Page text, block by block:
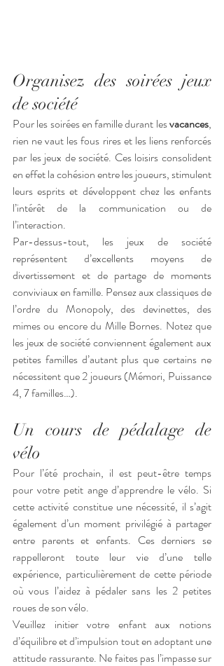
Organisez des soirées jeux
de société
Pour les soirées en famille durant les vacances,
rien ne vaut les fous rires et les liens renforcés
par les jeux de société. Ces loisirs consolident
en effet la cohésion entre les joueurs, stimulent
leurs esprits et développent chez les enfants
l’intérêt de la communication ou de
l’interaction.
Par-dessus-tout, les jeux de société
représentent d’excellents moyens de
divertissement et de partage de moments
conviviaux en famille. Pensez aux classiques de
l’ordre du Monopoly, des devinettes, des
mimes ou encore du Mille Bornes. Notez que
les jeux de société conviennent également aux
petites familles d’autant plus que certains ne
nécessitent que 2 joueurs (Mémori, Puissance
4, 7 familles…).
Un cours de pédalage de
vélo
Pour l’été prochain, il est peut-être temps
pour votre petit ange d’apprendre le vélo. Si
cette activité constitue une nécessité, il s’agit
également d’un moment privilégié à partager
entre parents et enfants. Ces derniers se
rappelleront toute leur vie d’une telle
expérience, particulièrement de cette période
où vous l’aidez à pédaler sans les 2 petites
roues de son vélo.
Veuillez initier votre enfant aux notions
d’équilibre et d’impulsion tout en adoptant une
attitude rassurante. Ne faites pas l’impasse sur